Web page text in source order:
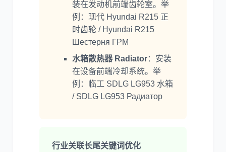
装在发动机前端齿轮室。举
例：现代 Hyundai R215 正
时齿轮 / Hyundai R215
Шестерня ГРМ
水箱散热器 Radiator：安装
在设备前端冷却系统。举
例：临工 SDLG LG953 水箱
/ SDLG LG953 Радиатор
行业关联长尾关键词优化